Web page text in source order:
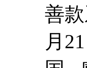
善
月